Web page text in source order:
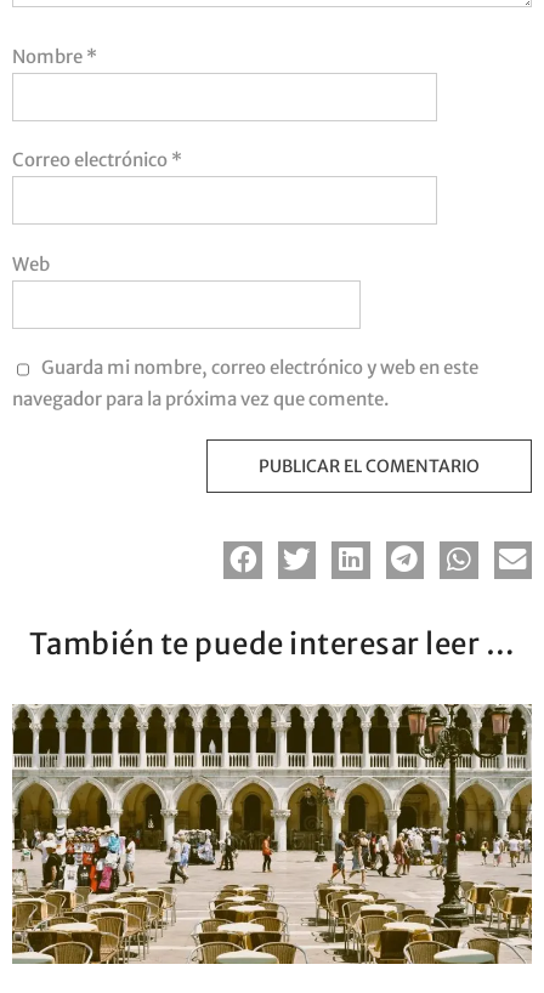
Nombre *
Correo electrónico *
Web
Guarda mi nombre, correo electrónico y web en este
navegador para la próxima vez que comente.
También te puede interesar leer …